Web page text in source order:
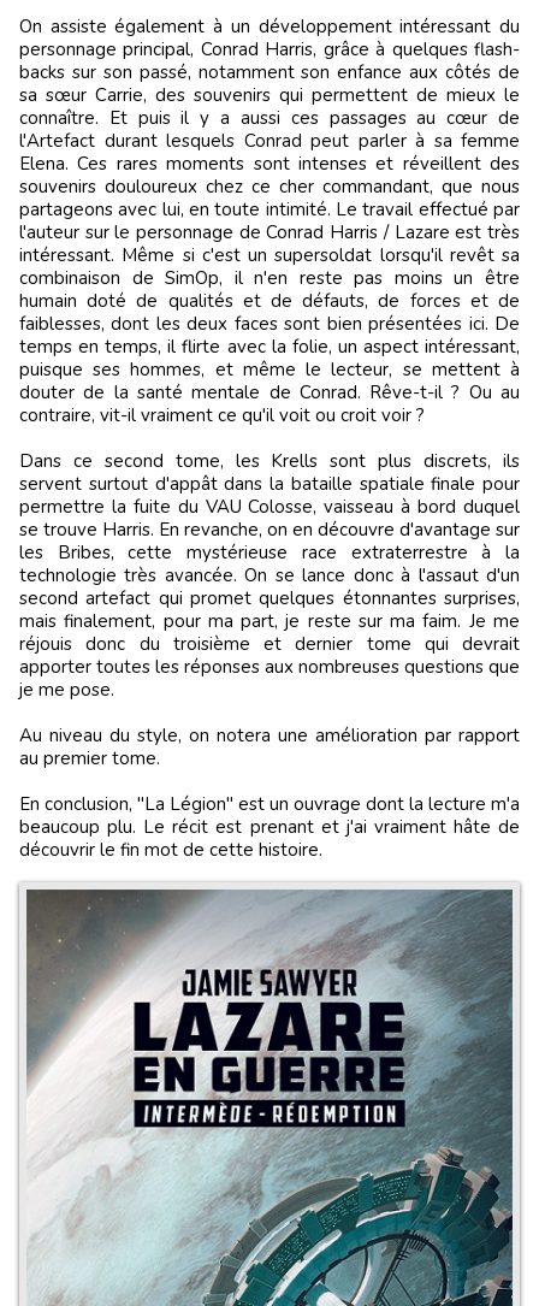
On assiste également à un développement intéressant du
personnage principal, Conrad Harris, grâce à quelques flash-
backs sur son passé, notamment son enfance aux côtés de
sa sœur Carrie, des souvenirs qui permettent de mieux le
connaître. Et puis il y a aussi ces passages au cœur de
l'Artefact durant lesquels Conrad peut parler à sa femme
Elena. Ces rares moments sont intenses et réveillent des
souvenirs douloureux chez ce cher commandant, que nous
partageons avec lui, en toute intimité. Le travail effectué par
l'auteur sur le personnage de Conrad Harris / Lazare est très
intéressant. Même si c'est un supersoldat lorsqu'il revêt sa
combinaison de SimOp, il n'en reste pas moins un être
humain doté de qualités et de défauts, de forces et de
faiblesses, dont les deux faces sont bien présentées ici. De
temps en temps, il flirte avec la folie, un aspect intéressant,
puisque ses hommes, et même le lecteur, se mettent à
douter de la santé mentale de Conrad. Rêve-t-il ? Ou au
contraire, vit-il vraiment ce qu'il voit ou croit voir ?
Dans ce second tome, les Krells sont plus discrets, ils
servent surtout d'appât dans la bataille spatiale finale pour
permettre la fuite du VAU Colosse, vaisseau à bord duquel
se trouve Harris. En revanche, on en découvre d'avantage sur
les Bribes, cette mystérieuse race extraterrestre à la
technologie très avancée. On se lance donc à l'assaut d'un
second artefact qui promet quelques étonnantes surprises,
mais finalement, pour ma part, je reste sur ma faim. Je me
réjouis donc du troisième et dernier tome qui devrait
apporter toutes les réponses aux nombreuses questions que
je me pose.
Au niveau du style, on notera une amélioration par rapport
au premier tome.
En conclusion, "La Légion" est un ouvrage dont la lecture m'a
beaucoup plu. Le récit est prenant et j'ai vraiment hâte de
découvrir le fin mot de cette histoire.